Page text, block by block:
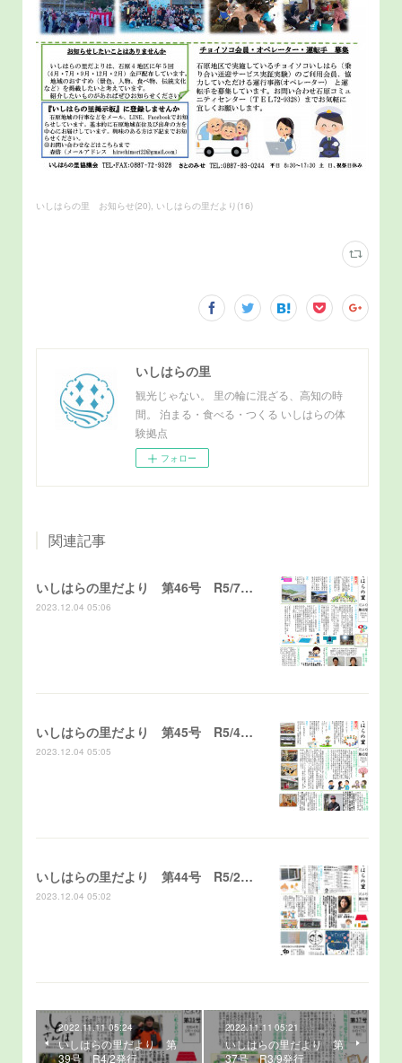
いしはらの里 お知らせ(20) いしはらの里だより (16)
いしはらの里
観光じゃない。 里の輪に混ざる、高知の時
間。 泊まる・食べる・つくる いしはらの体
験拠点
フォロー
関連記事
いしはらの里だより 第46号 R5/7発行
2023.12.04 05:06
いしはらの里だより 第45号 R5/4発行
2023.12.04 05:05
いしはらの里だより 第44号 R5/2発行
2023.12.04 05:02
2022.11.11 05:24
いしはらの里だより 第
39号 R4/2発行
2022.11.11 05:21
いしはらの里だより 第
37号 R3/9発行